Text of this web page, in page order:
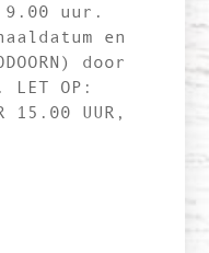
9.00 uur.
en
door
OP:
15.00 UUR,